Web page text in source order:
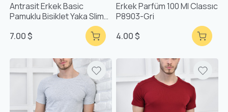
Antrasit Erkek Basic
Pamuklu Bisiklet Yaka Slim
7.00 $
Erkek Parfüm 100 Ml Classıc
P8903-Gri
4.00 $